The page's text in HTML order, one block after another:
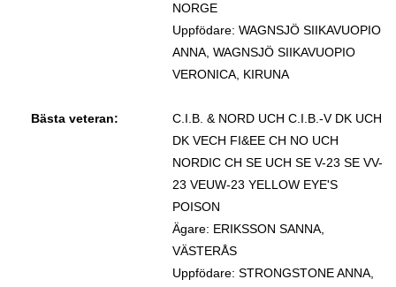
NORGE
Uppfödare: WAGNSJÖ SIIKAVUOPIO
ANNA, WAGNSJÖ SIIKAVUOPIO
VERONICA, KIRUNA
Bästa veteran:
C.I.B. & NORD UCH C.I.B.-V DK UCH
DK VECH FI&EE CH NO UCH
NORDIC CH SE UCH SE V-23 SE VV-
23 VEUW-23 YELLOW EYE'S
POISON
Ägare: ERIKSSON SANNA,
VÄSTERÅS
Uppfödare: STRONGSTONE ANNA,